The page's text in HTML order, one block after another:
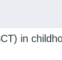
in